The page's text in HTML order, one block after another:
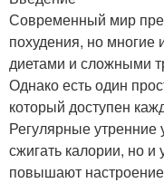
Современный мир
похудения, но многие
диетами и сложными
Однако есть один
который доступен
Регулярные утренние
сжигать калории, но
повышают